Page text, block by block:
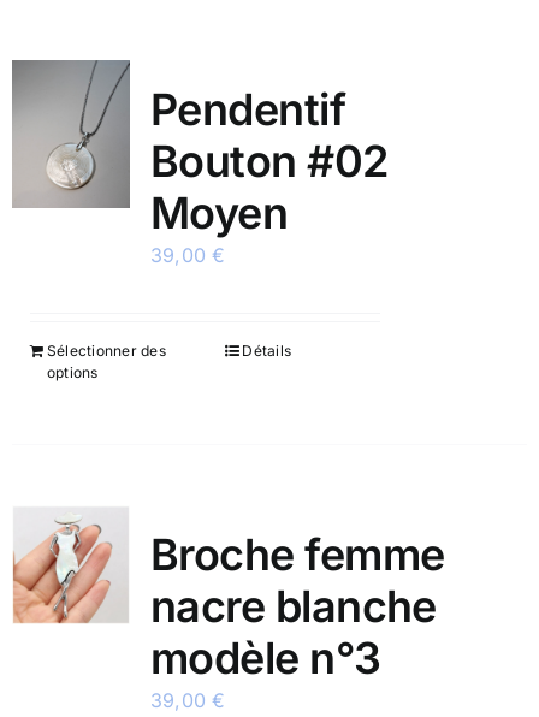
Pendentif
Bouton #02
Moyen
39,00€
Sélectionner des
options
Détails
Broche femme
nacre blanche
modèle n°3
39,00€